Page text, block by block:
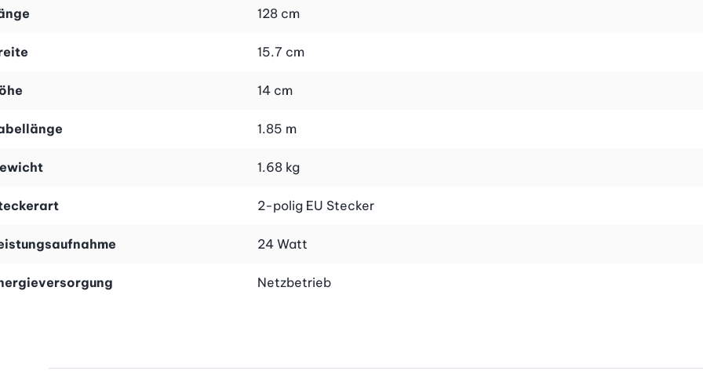
manuell regulieren und deine Massage ganz nach deinen Vorlieben anpassen.
128 cm
15.7 cm
14 cm
1.85 m
1.68 kg
2-polig EU Stecker
24 Watt
Netzbetrieb